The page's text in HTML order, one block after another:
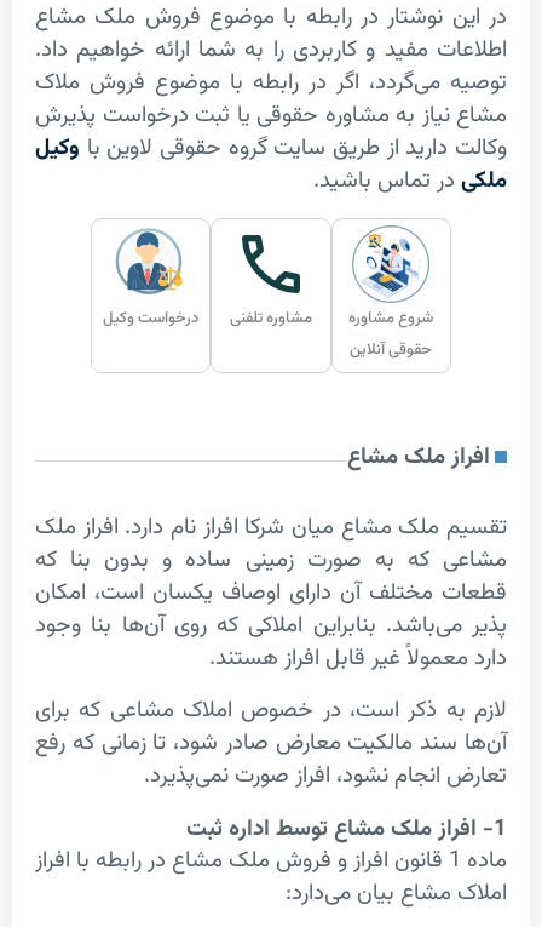
نوشتار در رابطه با موضوع فروش ملک مشاع
مفید و کاربردی را به شما ارائه خواهیم داد.
اگر در رابطه با موضوع فروش ملاک
به مشاوره حقوقی یا ثبت درخواست پذیرش
از طریق سایت گروه حقوقی لاوین باوکیل
تماس باشید.
مشاوره تلفنی درخواست وکیل
ملک مشاع
مشاع میان شرکا افراز نام دارد. افراز ملک
که به صورت زمینی ساده و بدون بنا که
مختلف آن دارای اوصاف یکسان است، امکان
بنابراین املاکی که روی آن‌ها بنا وجود
غیر قابل افراز هستند.
ذکر است، در خصوص املاک مشاعی که برای
مالکیت معارض صادر شود، تا زمانی که رفع
نشود، افراز صورت نمی‌پذیرد.
ماده 1 قانون افراز و فروش ملک مشاع در رابطه با افراز
بیان می‌دارد: